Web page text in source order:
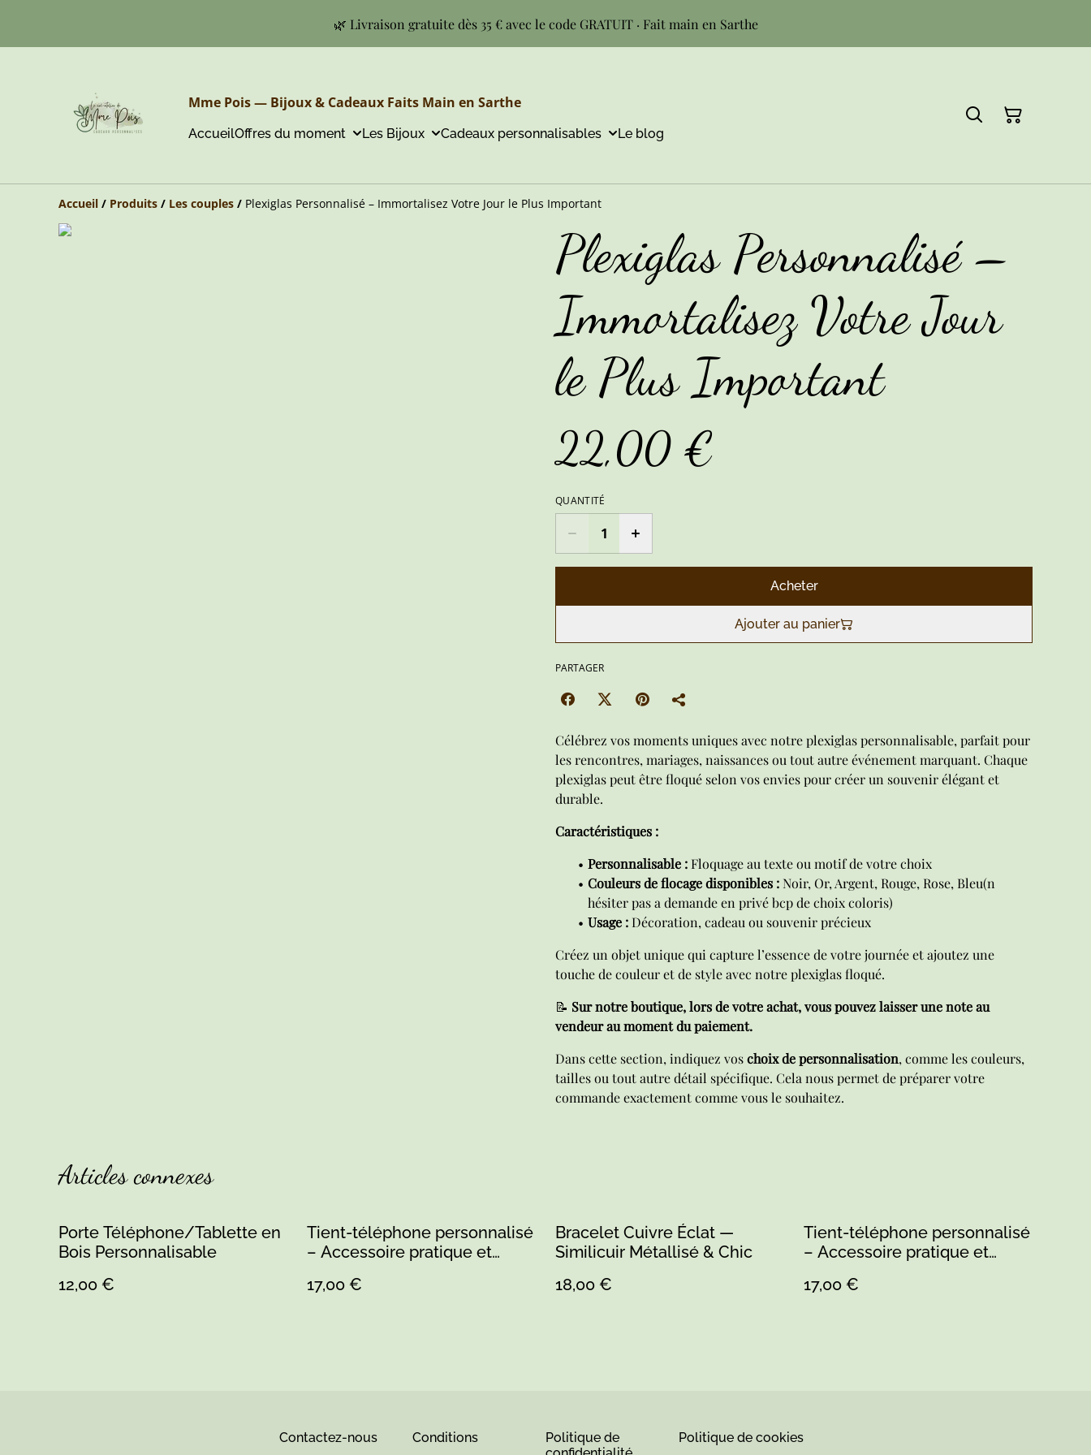
🌿 Livraison gratuite dès 35 € avec le code GRATUIT · Fait main en Sarthe
Mme Pois — Bijoux & Cadeaux Faits Main en Sarthe
AccueilOffres du moment Les Bijoux Cadeaux personnalisables Le blog
Accueil / Produits / Les couples / Plexiglas Personnalisé – Immortalisez Votre Jour le Plus Important
Plexiglas Personnalisé –
Immortalisez Votre Jour
le Plus Important
22,00 €
QUANTITÉ
Acheter
Ajouter au panier
PARTAGER
Célébrez vos moments uniques avec notre plexiglas personnalisable, parfait pour
les rencontres, mariages, naissances ou tout autre événement marquant. Chaque
plexiglas peut être floqué selon vos envies pour créer un souvenir élégant et
durable.
Caractéristiques :
Personnalisable :Floquage au texte ou motif de votre choix
Couleurs de flocage disponibles :Noir, Or, Argent, Rouge, Rose, Bleu(n
hésiter pas a demande en privé bcp de choix coloris)
Usage :Décoration, cadeau ou souvenir précieux
Créez un objet unique qui capture l’essence de votre journée et ajoutez une
touche de couleur et de style avec notre plexiglas floqué.
📝 Sur notre boutique, lors de votre achat, vous pouvez laisser une note au
vendeur au moment du paiement.
Dans cette section, indiquez voschoix de personnalisation, comme les couleurs,
tailles ou tout autre détail spécifique. Cela nous permet de préparer votre
commande exactement comme vous le souhaitez.
Articles connexes
Porte Téléphone/Tablette en
Bois Personnalisable
12,00 €
Tient-téléphone personnalisé
– Accessoire pratique et
17,00 €
Bracelet Cuivre Éclat —
Similicuir Métallisé & Chic
18,00 €
Tient-téléphone personnalisé
– Accessoire pratique et
17,00 €
Contactez-nous Conditions
Politique de
Politique de cookies